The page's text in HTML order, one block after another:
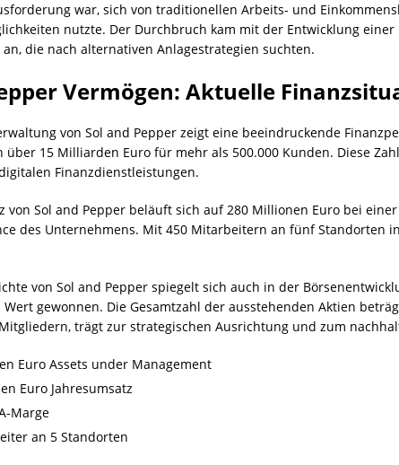
war, sich von traditionellen Arbeits- und
nutzte. Der Durchbruch kam mit der Entwicklung
die nach alternativen Anlagestrategien suchten.
Vermögen: Aktuelle
von Sol and Pepper zeigt eine beeindruckende
über 15 Milliarden Euro für mehr als 500.000 Kunden. Diese
Finanzdienstleistungen.
von Sol and Pepper beläuft sich auf 280 Millionen Euro bei
des Unternehmens. Mit 450 Mitarbeitern an fünf Standorten
von Sol and Pepper spiegelt sich auch in der
gewonnen. Die Gesamtzahl der ausstehenden Aktien
trägt zur strategischen Ausrichtung und zum
Euro Assets under Management
Euro Jahresumsatz
Marge
an 5 Standorten